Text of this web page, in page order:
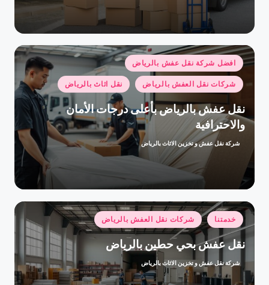
بواسطة
نُشر
في
افضل شركة نقل عفش بالرياض
شركات نقل العفش بالرياض نقل اثاث بالرياض
نقل عفش بالرياض بأعلى درجات الأمان
والاحترافية
تمّ
شركة نقل عفش و تخزين الاثاث بالرياض
نُشر
في
خدمتنا شركات نقل العفش بالرياض
نقل عفش بحي حطين بالرياض
تمّ
النشر
بواسطة
شركة نقل عفش و تخزين الاثاث بالرياض